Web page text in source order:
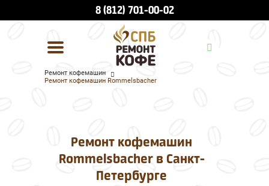
УСЛУГИ И ЦЕНЫ
ВСЕ БРЕНДЫ
8 (812) 701-00-02
Ремонт кофемашин
Ремонт кофемашин Rommelsbacher
Ремонт кофемашин
Rommelsbacher в Санкт-
Петербурге